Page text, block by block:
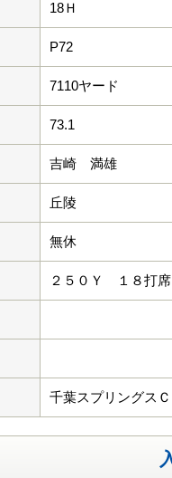
18Ｈ
P72
7110ヤード
73.1
吉崎 満雄
丘陵
無休
２５０Ｙ １８打席
千葉スプリングスＣ